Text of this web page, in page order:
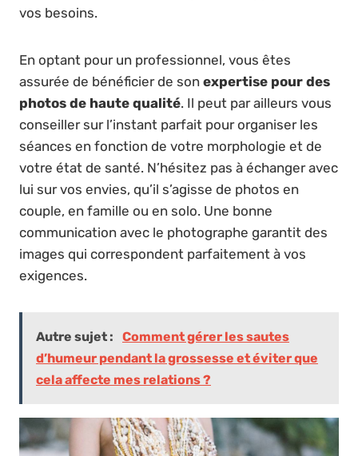
vos besoins.
En optant pour un professionnel, vous êtes
assurée de bénéficier de son expertise pour des
photos de haute qualité. Il peut par ailleurs vous
conseiller sur l’instant parfait pour organiser les
séances en fonction de votre morphologie et de
votre état de santé. N’hésitez pas à échanger avec
lui sur vos envies, qu’il s’agisse de photos en
couple, en famille ou en solo. Une bonne
communication avec le photographe garantit des
images qui correspondent parfaitement à vos
exigences.
Autre sujet :
Comment gérer les sautes
d’humeur pendant la grossesse et éviter que
cela affecte mes relations ?